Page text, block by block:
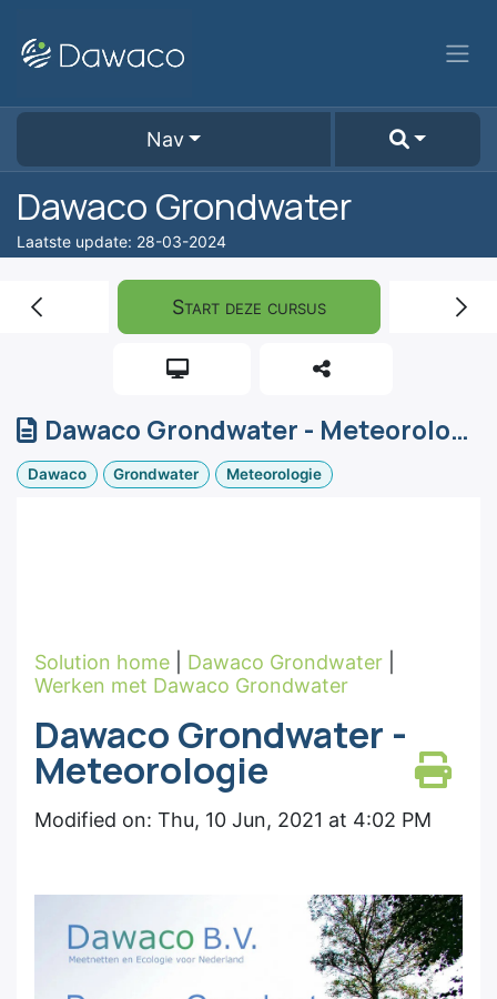
Nav
Dawaco Grondwater
Laatste update: 28-03-2024
Dawaco Grondwater - Meteorologie
Start deze cursus
Dawaco Grondwater Meteorologie
Solution home Dawaco Grondwater
Werken met Dawaco Grondwater
Dawaco Grondwater -
Meteorologie
Modified on: Thu, 10 Jun, 2021 at 4:02 PM